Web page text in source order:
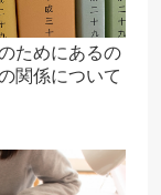
ためにあるの
関係について